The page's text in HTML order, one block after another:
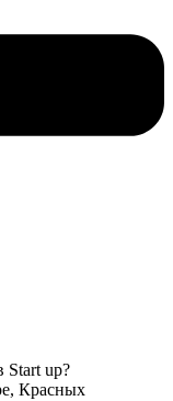
Start up?
Красных